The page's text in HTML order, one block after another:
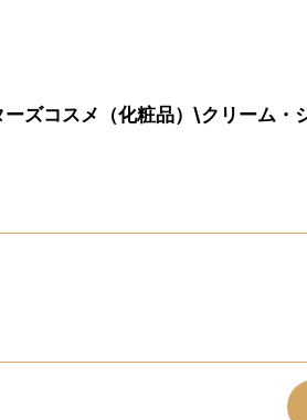
ズコスメ（化粧品）\クリーム・